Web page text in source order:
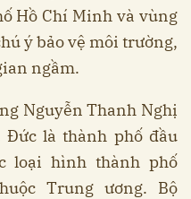
Hồ Chí Minh và vùng
ý bảo vệ môi trường,
ngầm.
Nguyễn Thanh Nghị
là thành phố đầu
loại hình thành phố
Trung ương. Bộ